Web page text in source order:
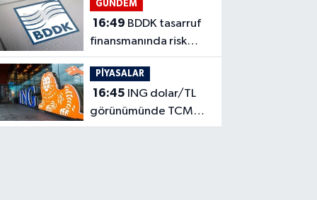
GÜNDEM
16:49
finansmanında risk
sınırlarını sıkılaştırdı
PİYASALAR
16:45
görünümünde TCMB
için faiz alanı görüyor